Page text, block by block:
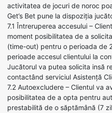
activitatea de jocuri de noroc
Get’s Bet pune la dispoziția
7.1 Întreruperea accesului –
moment posibilitatea de a
(time-out) pentru o perioada de
perioade accesul clientului la
Jucătorul va putea solicita insă
contactând serviciul Asistență
7.2 Autoexcludere – Clientul va
posibilitatea de a opta pentru
prestabilită de o săptămână (7